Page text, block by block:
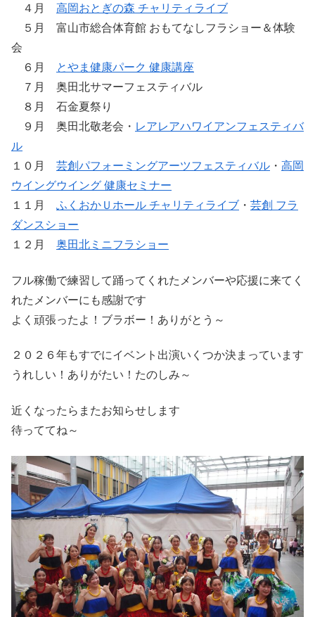
４月 高岡おとぎの森 チャリティライブ
５月 富山市総合体育館 おもてなしフラショー＆体験
会
６月
とやま健康パーク 健康講座
７月 奥田北サマーフェスティバル
８月 石金夏祭り
９月 奥田北敬老会・ レアレアハワイアンフェスティバ
ル
１０月 芸創パフォーミングアーツフェスティバル ・ 高岡
ウイングウイング 健康セミナー
１１月 ふくおかＵホール チャリティライブ ・ 芸創 フラ
ダンスショー
１２月 奥田北ミニフラショー
フル稼働で練習して踊ってくれたメンバーや応援に来てく
れたメンバーにも感謝です
よく頑張ったよ！ブラボー！ありがとう～
２０２６年もすでにイベント出演いくつか決まっています
うれしい！ありがたい！たのしみ～
近くなったらまたお知らせします
待っててね～